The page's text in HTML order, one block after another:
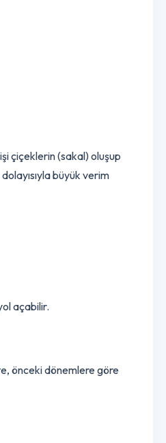
ve kök gelişimi için
ve dişi çiçeklerin (sakal)
yol açabilir.